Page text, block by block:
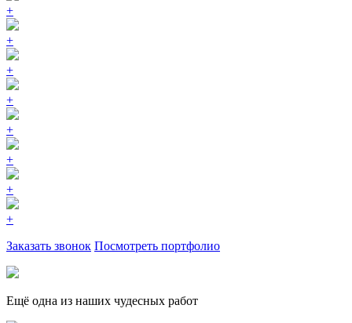
+
+
+
+
+
+
+
+
Заказать звонок Посмотреть портфолио
Ещё одна из наших чудесных работ